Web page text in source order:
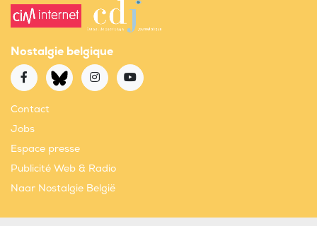
Nostalgie belgique
Contact
Jobs
Espace presse
Publicité Web & Radio
Naar Nostalgie België